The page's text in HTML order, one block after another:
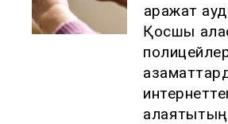
қаражат
Қосшы